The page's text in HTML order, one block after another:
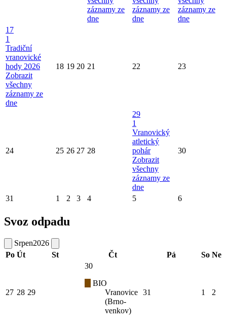
záznamy ze
dne
záznamy ze
dne
záznamy ze
dne
17
1
Tradiční
vranovické
hody 2026
Zobrazit
všechny
záznamy ze
dne
18 19 20 21 22 23
24 25 26 27 28
29
1
Vranovický
atletický
pohár
Zobrazit
všechny
záznamy ze
dne
30
31 1 2 3 4 5 6
Svoz odpadu
Srpen2026
Po Út St Čt Pá So Ne
27 28 29
30
BIO
Vranovice
(Brno-
venkov)
31 1 2